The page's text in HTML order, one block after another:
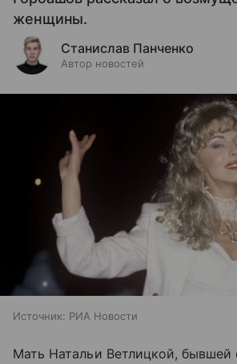
женщины.
Станислав Панченко
Автор новостей
Источник: РИА Новости
Мать Натальи Ветлицкой, бывшей